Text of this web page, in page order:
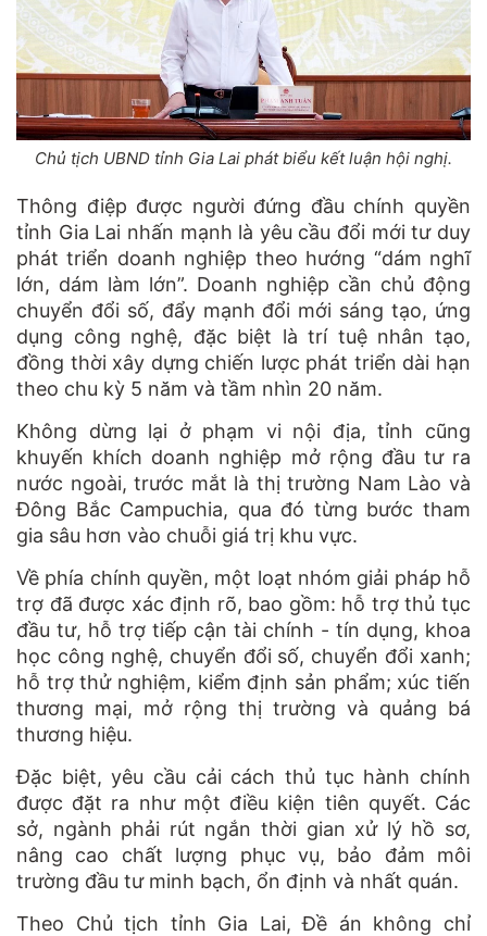
Chủ tịch UBND tỉnh Gia Lai phát biểu kết luận hội nghị.
Thông điệp được người đứng đầu chính quyền
tỉnh Gia Lai nhấn mạnh là yêu cầu đổi mới tư duy
phát triển doanh nghiệp theo hướng “dám nghĩ
lớn, dám làm lớn”. Doanh nghiệp cần chủ động
chuyển đổi số, đẩy mạnh đổi mới sáng tạo, ứng
dụng công nghệ, đặc biệt là trí tuệ nhân tạo,
đồng thời xây dựng chiến lược phát triển dài hạn
theo chu kỳ 5 năm và tầm nhìn 20 năm.
Không dừng lại ở phạm vi nội địa, tỉnh cũng
khuyến khích doanh nghiệp mở rộng đầu tư ra
nước ngoài, trước mắt là thị trường Nam Lào và
Đông Bắc Campuchia, qua đó từng bước tham
gia sâu hơn vào chuỗi giá trị khu vực.
Về phía chính quyền, một loạt nhóm giải pháp hỗ
trợ đã được xác định rõ, bao gồm: hỗ trợ thủ tục
đầu tư, hỗ trợ tiếp cận tài chính - tín dụng, khoa
học công nghệ, chuyển đổi số, chuyển đổi xanh;
hỗ trợ thử nghiệm, kiểm định sản phẩm; xúc tiến
thương mại, mở rộng thị trường và quảng bá
thương hiệu.
Đặc biệt, yêu cầu cải cách thủ tục hành chính
được đặt ra như một điều kiện tiên quyết. Các
sở, ngành phải rút ngắn thời gian xử lý hồ sơ,
nâng cao chất lượng phục vụ, bảo đảm môi
trường đầu tư minh bạch, ổn định và nhất quán.
Theo Chủ tịch tỉnh Gia Lai, Đề án không chỉ